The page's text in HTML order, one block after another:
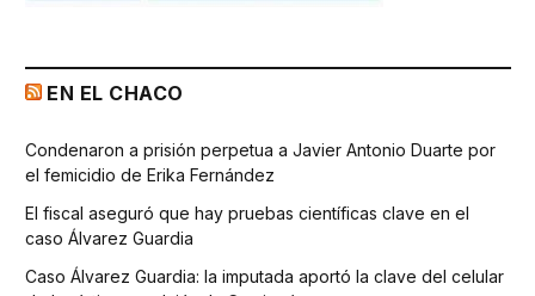
EN EL CHACO
Condenaron a prisión perpetua a Javier Antonio Duarte por
el femicidio de Erika Fernández
El fiscal aseguró que hay pruebas científicas clave en el
caso Álvarez Guardia
Caso Álvarez Guardia: la imputada aportó la clave del celular